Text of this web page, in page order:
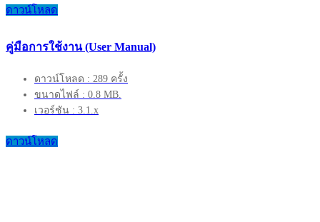
ดาวน์โหลด
คู่มือการใช้งาน (User Manual)
ดาวน์โหลด : 289 ครั้ง
ขนาดไฟล์ : 0.8 MB.
เวอร์ชัน : 3.1.x
ดาวน์โหลด